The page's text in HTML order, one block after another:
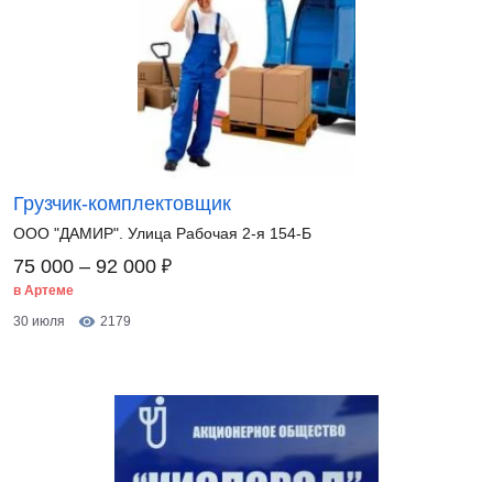
Грузчик-комплектовщик
ООО "ДАМИР". Улица Рабочая 2-я 154-Б
75 000 – 92 000 ₽
в Артеме
30 июля
2179